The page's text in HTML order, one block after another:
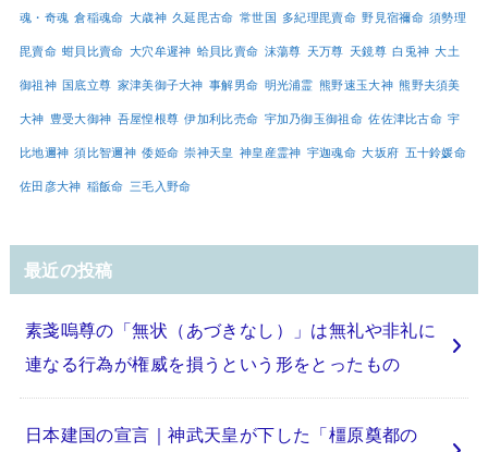
魂・奇魂 倉稲魂命 大歳神 久延毘古命 常世国 多紀理毘賣命 野見宿禰命 須勢理
毘賣命 蚶貝比賣命 大穴牟遲神 蛤貝比賣命 沫蕩尊 天万尊 天鏡尊 白兎神 大土
御祖神 国底立尊 家津美御子大神 事解男命 明光浦霊 熊野速玉大神 熊野夫須美
大神 豊受大御神 吾屋惶根尊 伊加利比売命 宇加乃御玉御祖命 佐佐津比古命 宇
比地邇神 須比智邇神 倭姫命 崇神天皇 神皇産霊神 宇迦魂命 大坂府 五十鈴媛命
佐田彦大神 稲飯命 三毛入野命
最近の投稿
素戔嗚尊の「無状（あづきなし）」は無礼や非礼に
連なる行為が権威を損うという形をとったもの
日本建国の宣言｜神武天皇が下した「橿原奠都の